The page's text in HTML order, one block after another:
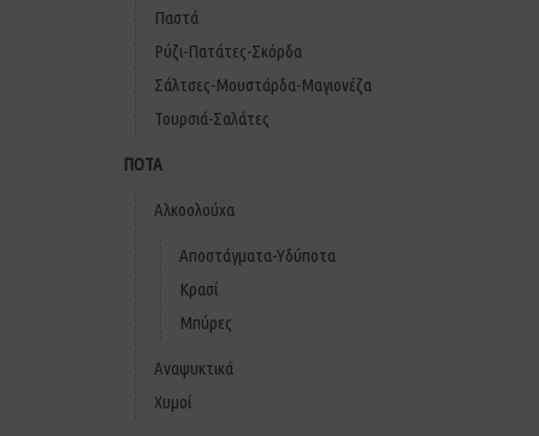
Παστά
Ρύζι-Πατάτες-Σκόρδα
Σάλτσες-Μουστάρδα-Μαγιονέζα
Τουρσιά-Σαλάτες
ΠΟΤΑ
Αλκοολούχα
Αποστάγματα-Υδύποτα
Κρασί
Μπύρες
Αναψυκτικά
Χυμοί